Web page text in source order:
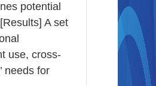
potential
A set
use, cross-
needs for